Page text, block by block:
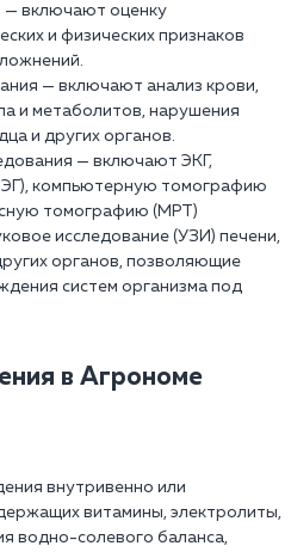
— включают оценку
и физических признаков
— включают анализ крови,
и метаболитов, нарушения
и других органов.
— включают ЭКГ,
компьютерную томографию
томографию (МРТ)
исследование (УЗИ) печени,
органов, позволяющие
систем организма под
в Агрономе
внутривенно или
витамины, электролиты,
водно-солевого баланса,